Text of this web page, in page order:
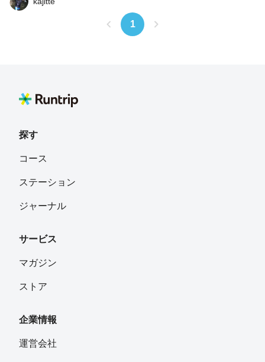
関西学院大学〜甲山森林公園展望台〜甲山（標高３０９
m）〜神呪寺展望台（日の出オススメ）〜神呪寺〜北山貯
水池〜鷲林寺〜観音山（標高５２６m日の出オススメ）〜
跡〜西宮浜〜新西宮ヨットハーバー〜甲子園浜〜今津灯台
（現役では日本最古の灯台）〜ららぽーと甲子園、キッザ
1
探す
コース
ステーション
ジャーナル
サービス
マガジン
ストア
企業情報
運営会社